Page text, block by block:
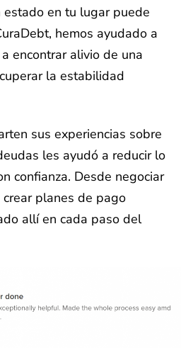
en tu lugar puede
hemos ayudado a
encontrar alivio de una
la estabilidad
sus experiencias sobre
les ayudó a reducir lo
confianza. Desde negociar
planes de pago
allí en cada paso del